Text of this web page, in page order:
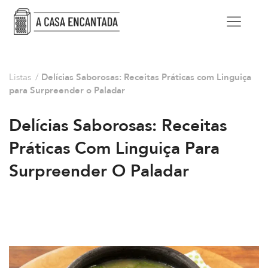
Listas / Delícias Saborosas: Receitas Práticas com Linguiça
para Surpreender o Paladar
Delícias Saborosas: Receitas
Práticas Com Linguiça Para
Surpreender O Paladar